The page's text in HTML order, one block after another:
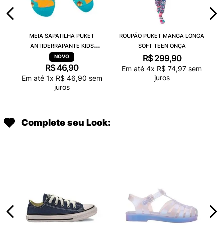
MEIA SAPATILHA PUKET
ANTIDERRAPANTE KIDS
CAPIVARA CHOCOLATE
R$46,90
Em até 1x R$ 46,90 sem
juros
ROUPÃO PUKET MANGA LONGA
SOFT TEEN ONÇA
R$ 299,90
Em até 4x R$ 74,97 sem
juros
Complete seu Look: